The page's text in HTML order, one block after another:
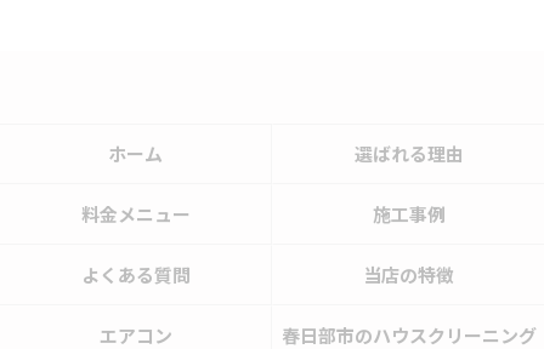
ホーム 選ばれる理由
料金メニュー 施工事例
よくある質問 当店の特徴
エアコン 春日部市のハウスクリーニング